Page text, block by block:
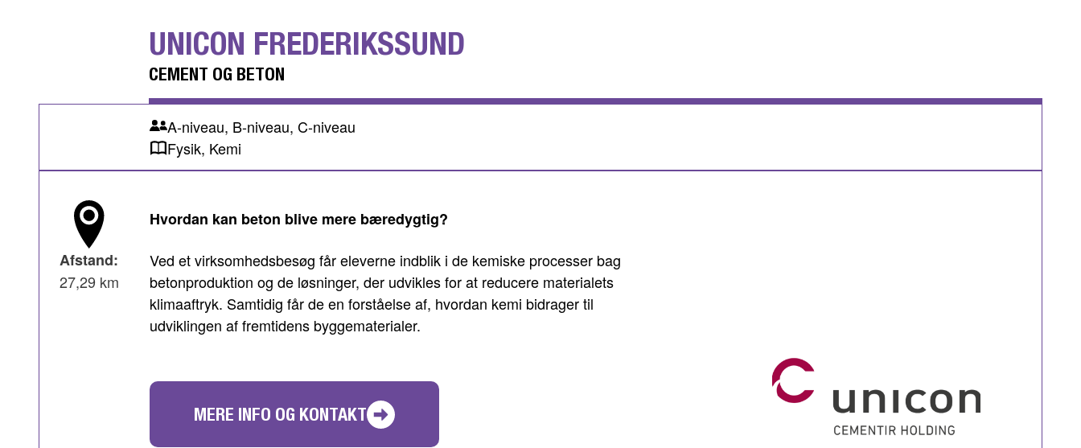
UNICON FREDERIKSSUND
CEMENT OG BETON
A-niveau, B-niveau, C-niveau
Fysik, Kemi
Afstand:
27,29 km
Hvordan kan beton blive mere bæredygtig?
Ved et virksomhedsbesøg får eleverne indblik i de kemiske processer bag
betonproduktion og de løsninger, der udvikles for at reducere materialets
klimaaftryk. Samtidig får de en forståelse af, hvordan kemi bidrager til
udviklingen af fremtidens byggematerialer.
MERE INFO OG KONTAKT